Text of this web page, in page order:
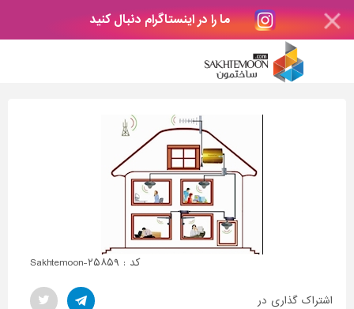
ما را در اینستاگرام دنبال کنید
کد : Sakhtemoon-۲۵۸۵۹
اشتراک گذاری در